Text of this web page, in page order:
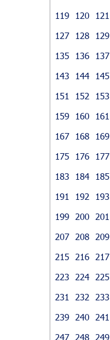
119
120 121
127
128 129
135
136 137
143
144 145
151
152 153
159
160 161
167
168 169
175
176 177
183
184 185
191
192 193
199
200 201
207
208 209
215
216 217
223
224 225
231
232 233
239
240 241
247
248 249